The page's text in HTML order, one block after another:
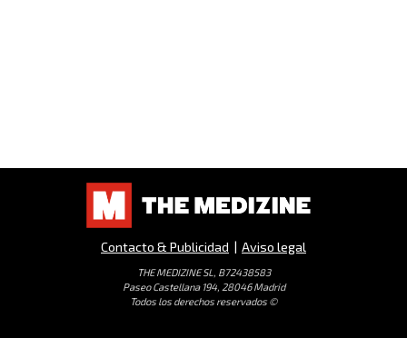
Contacto & Publicidad | Aviso legal
THE MEDIZINE SL, B72438583
Paseo Castellana 194, 28046 Madrid
Todos los derechos reservados ©